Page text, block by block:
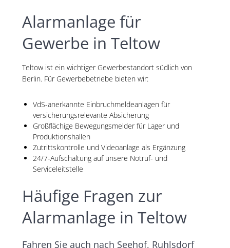
Alarmanlage für
Gewerbe in Teltow
Teltow ist ein wichtiger Gewerbestandort südlich von
Berlin. Für Gewerbebetriebe bieten wir:
VdS-anerkannte Einbruchmeldeanlagen für
versicherungsrelevante Absicherung
Großflächige Bewegungsmelder für Lager und
Produktionshallen
Zutrittskontrolle und Videoanlage als Ergänzung
24/7-Aufschaltung auf unsere Notruf- und
Serviceleitstelle
Häufige Fragen zur
Alarmanlage in Teltow
Fahren Sie auch nach Seehof, Ruhlsdorf